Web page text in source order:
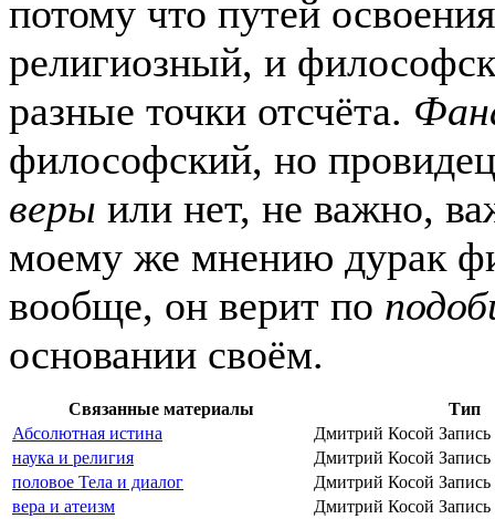
потому что путей
религиозный, и
разные точки отсчёта.
философский, но
веры или нет, не важно,
моему же мнению дурак
вообще, он верит по
основании своём.
Связанные материалы
Тип
Абсолютная истина
Дмитрий Косой Запись
наука и религия
Дмитрий Косой Запись
половое Тела и диалог
Дмитрий Косой Запись
вера и атеизм
Дмитрий Косой Запись